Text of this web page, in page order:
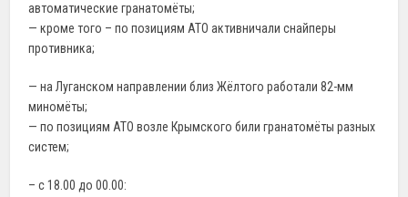
автоматические гранатомёты;
— кроме того – по позициям АТО активничали снайперы
противника;
— на Луганском направлении близ Жёлтого работали 82-мм
миномёты;
— по позициям АТО возле Крымского били гранатомёты разных
систем;
– с 18.00 до 00.00: